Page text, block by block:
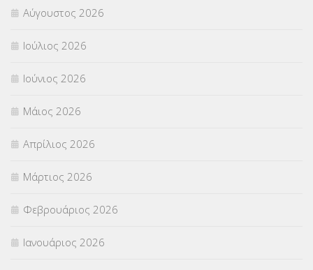
Αύγουστος 2026
Ιούλιος 2026
Ιούνιος 2026
Μάιος 2026
Απρίλιος 2026
Μάρτιος 2026
Φεβρουάριος 2026
Ιανουάριος 2026